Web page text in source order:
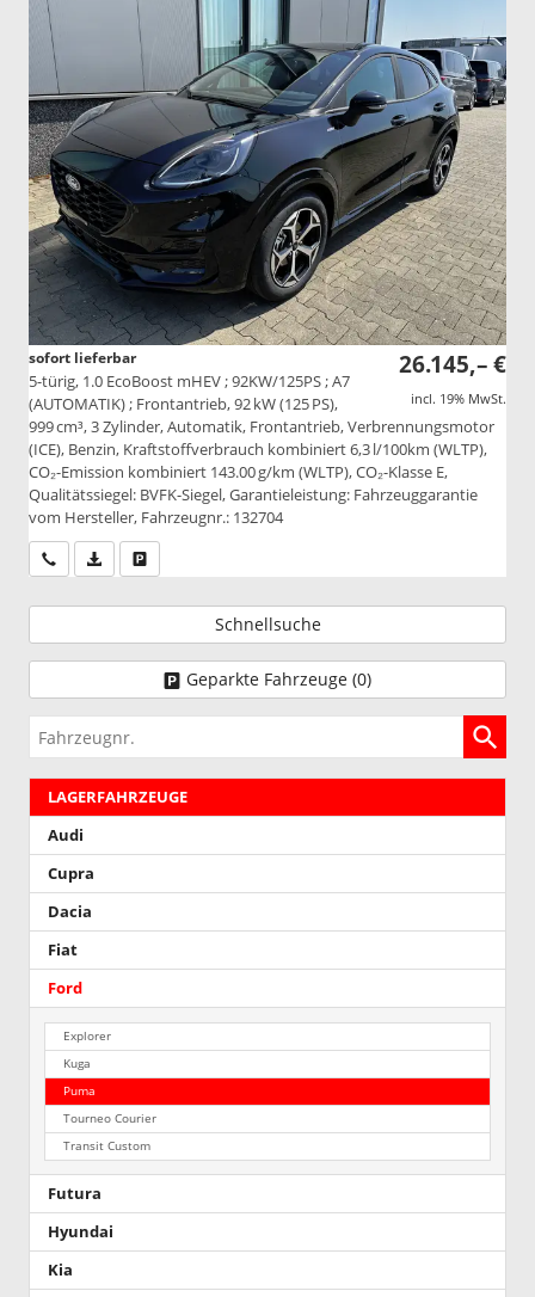
26.145,– €
incl. 19% MwSt.
sofort lieferbar
5-türig, 1.0 EcoBoost mHEV ; 92KW/125PS ; A7
(AUTOMATIK) ; Frontantrieb, 92 kW (125 PS),
999 cm³, 3 Zylinder, Automatik, Frontantrieb, Verbrennungsmotor
(ICE), Benzin, Kraftstoffverbrauch kombiniert 6,3 l/100km (WLTP),
CO₂-Emission kombiniert 143.00 g/km (WLTP), CO₂-Klasse E,
Qualitätssiegel: BVFK-Siegel, Garantieleistung: Fahrzeuggarantie
vom Hersteller, Fahrzeugnr.: 132704
Wir rufen Sie anPDF-Datei, Fahrzeugexposé drucken
Schnellsuche
Geparkte Fahrzeuge (0)
Fahrzeugnr.
LAGERFAHRZEUGE
Audi
Cupra
Dacia
Fiat
Ford
Explorer
Kuga
Puma
Tourneo Courier
Transit Custom
Futura
Hyundai
Kia